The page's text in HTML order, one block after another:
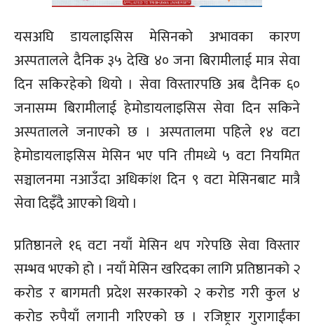
यसअघि डायलाइसिस मेसिनको अभावका कारण
अस्पतालले दैनिक ३५ देखि ४० जना बिरामीलाई मात्र सेवा
दिन सकिरहेको थियो । सेवा विस्तारपछि अब दैनिक ६०
जनासम्म बिरामीलाई हेमोडायलाइसिस सेवा दिन सकिने
अस्पतालले जनाएको छ । अस्पतालमा पहिले १४ वटा
हेमोडायलाइसिस मेसिन भए पनि तीमध्ये ५ वटा नियमित
सञ्चालनमा नआउँदा अधिकांश दिन ९ वटा मेसिनबाट मात्रै
सेवा दिइँदै आएको थियो ।
प्रतिष्ठानले १६ वटा नयाँ मेसिन थप गरेपछि सेवा विस्तार
सम्भव भएको हो । नयाँ मेसिन खरिदका लागि प्रतिष्ठानको २
करोड र बागमती प्रदेश सरकारको २ करोड गरी कुल ४
करोड रुपैयाँ लगानी गरिएको छ । रजिष्ट्रार गुरागाईंका